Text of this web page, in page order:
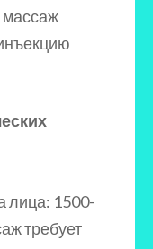
массаж
лица: 1500-
требует